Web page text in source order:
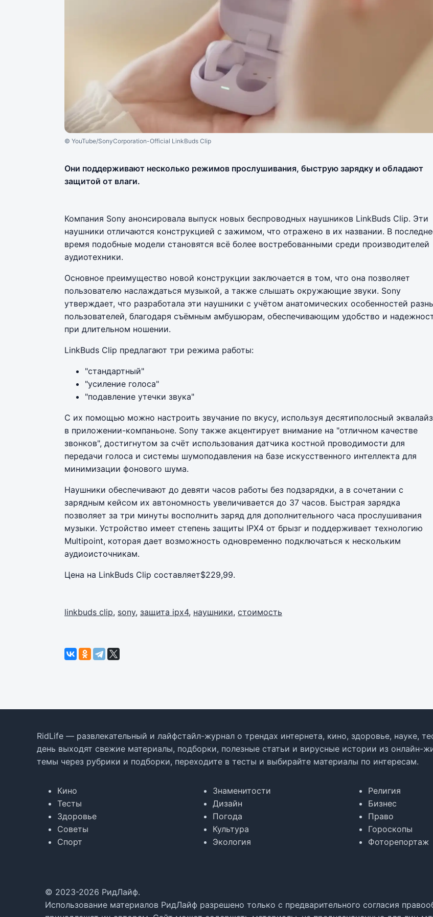
© YouTube/SonyCorporation-Official LinkBuds Clip
Они поддерживают несколько режимов прослушивания, быструю зарядку и обладают
защитой от влаги.
Компания Sony анонсировала выпуск новых беспроводных наушников LinkBuds Clip. Эти
наушники отличаются конструкцией с зажимом, что отражено в их названии. В
время подобные модели становятся всё более востребованными среди производителей
аудиотехники.
Основное преимущество новой конструкции заключается в том, что она позволяет
пользователю наслаждаться музыкой, а также слышать окружающие звуки. Sony
утверждает, что разработала эти наушники с учётом анатомических особенностей
пользователей, благодаря съёмным амбушюрам, обеспечивающим удобство и
при длительном ношении.
LinkBuds Clip предлагают три режима работы:
"стандартный"
"усиление голоса"
"подавление утечки звука"
С их помощью можно настроить звучание по вкусу, используя десятиполосный
в приложении-компаньоне. Sony также акцентирует внимание на "отличном качестве
звонков", достигнутом за счёт использования датчика костной проводимости для
передачи голоса и системы шумоподавления на базе искусственного интеллекта для
минимизации фонового шума.
Наушники обеспечивают до девяти часов работы без подзарядки, а в сочетании с
зарядным кейсом их автономность увеличивается до 37 часов. Быстрая зарядка
позволяет за три минуты восполнить заряд для дополнительного часа прослушивания
музыки. Устройство имеет степень защиты IPX4 от брызг и поддерживает технологию
Multipoint, которая дает возможность одновременно подключаться к нескольким
аудиоисточникам.
Цена на LinkBuds Clip составляет$229,99.
linkbuds clip, sony, защита ipx4, наушники, стоимость
RidLife — развлекательный и лайфстайл-журнал о трендах интернета, кино, здоровье, науке,
день выходят свежие материалы, подборки, полезные статьи и вирусные истории из онлайн-
темы через рубрики и подборки, переходите в тесты и выбирайте материалы по интересам.
Кино
Тесты
Здоровье
Советы
Спорт
Знаменитости
Дизайн
Погода
Культура
Экология
Религия
Бизнес
Право
Гороскопы
Фоторепортаж
© 2023-2026 РидЛайф.
Использование материалов РидЛайф разрешено только с предварительного согласия